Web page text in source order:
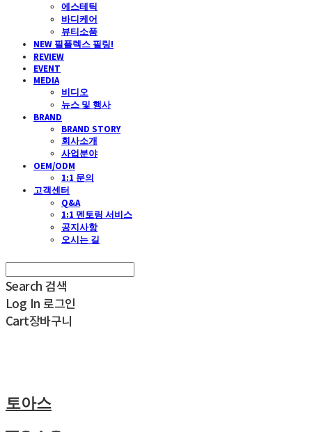
에스테틱
바디케어
뷰티소품
NEW 필플렉스 필링!
REVIEW
EVENT
MEDIA
비디오
뉴스 및 행사
BRAND
BRAND STORY
회사소개
사업분야
OEM/ODM
1:1 문의
고객센터
Q&A
1:1 멘토링 서비스
공지사항
오시는 길
Search 검색
Log In 로그인
Cart장바구니
토아스